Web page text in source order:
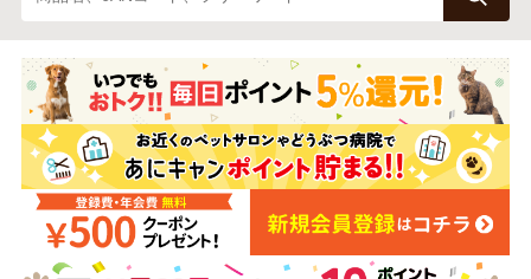
犬 猫
小動物・鳥 アクア・爬虫類・昆虫
ドッグフード キャットフード
ログイン
会員登録
あにまるキャンパスについて
アフターサービス
商品リクエスト